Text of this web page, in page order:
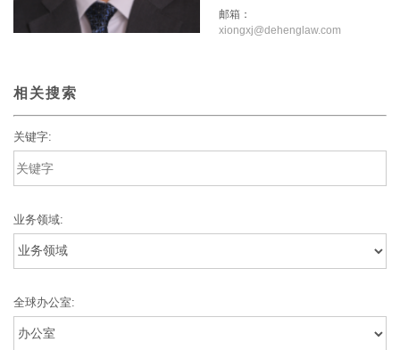
邮箱：
xiongxj@dehenglaw.com
相关搜索
关键字:
业务领域:
全球办公室: